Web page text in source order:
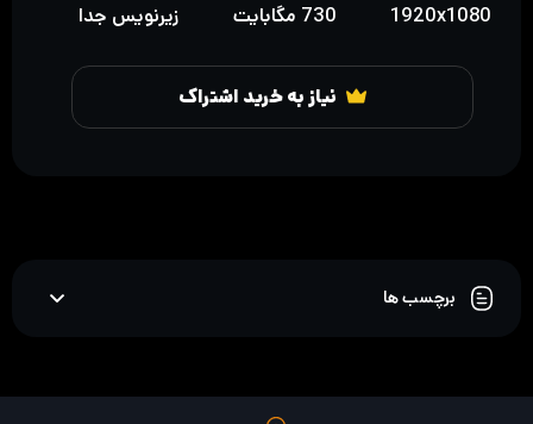
نیاز به خرید اشتراک
1920x1080 730 مگابایت زیرنویس جدا
برچسب ها